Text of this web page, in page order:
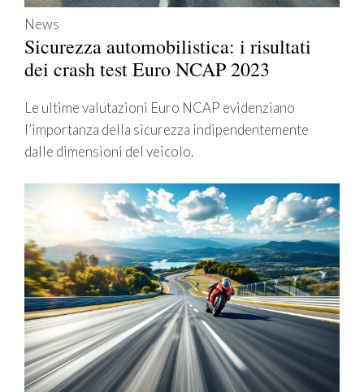
News
Sicurezza automobilistica: i risultati
dei crash test Euro NCAP 2023
Le ultime valutazioni Euro NCAP evidenziano
l’importanza della sicurezza indipendentemente
dalle dimensioni del veicolo.